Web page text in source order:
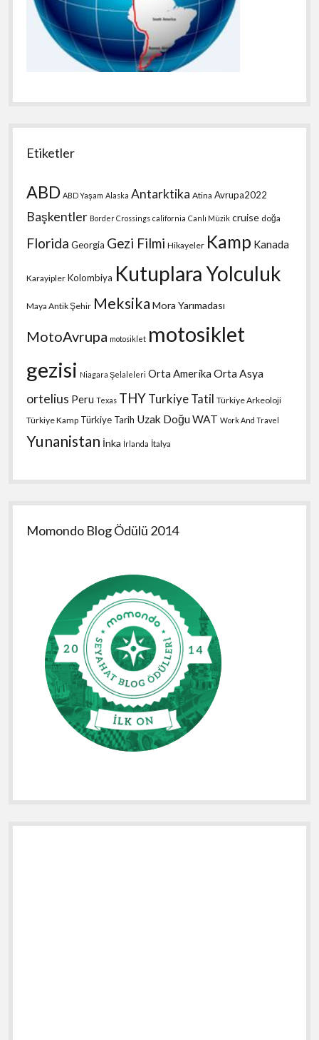
Etiketler
ABD ABD Yaşam Alaska Antarktika Atina Avrupa2022
Başkentler Border Crossings california Canlı Müzik cruise doğa
Florida Georgia Gezi Filmi Hikayeler Kamp Kanada
Karayipler Kolombiya Kutuplara Yolculuk
Maya Antik Şehir Meksika Mora Yarımadası
MotoAvrupa motosiklet motosiklet
gezisi Niagara Şelaleleri Orta Amerika Orta Asya
ortelius Peru Texas THYTurkiye Tatil Türkiye Arkeoloji
Türkiye Kamp Türkiye Tarih Uzak DoğuWAT Work And Travel
Yunanistan İnka İrlanda İtalya
Momondo Blog Ödülü 2014